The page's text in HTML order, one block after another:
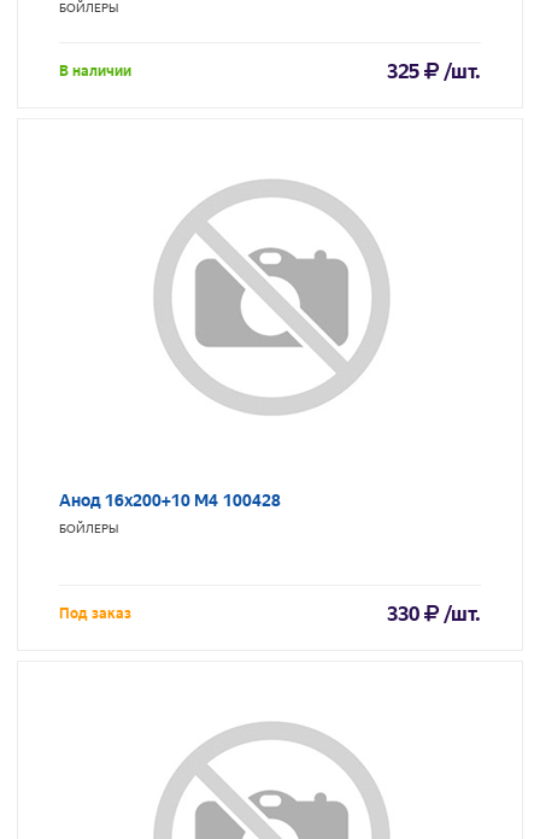
БОЙЛЕРЫ
В наличии 325 /шт.
Анод 16х200+10 М4 100428
БОЙЛЕРЫ
Под заказ 330 /шт.